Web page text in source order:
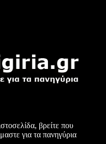
βρείτε που
για τα πανηγύρια